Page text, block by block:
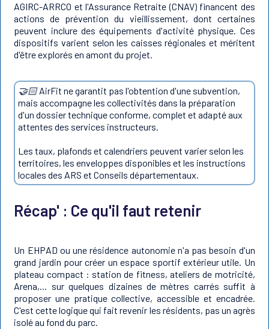
AGIRC-ARRCO et l'Assurance Retraite (CNAV) financent des
actions de prévention du vieillissement, dont certaines
peuvent inclure des équipements d'activité physique. Ces
dispositifs varient selon les caisses régionales et méritent
d'être explorés en amont du projet.
🤝🏻AirFit ne garantit pas l'obtention d'une subvention,
mais accompagne les collectivités dans la préparation
d'un dossier technique conforme, complet et adapté aux
attentes des services instructeurs.
Les taux, plafonds et calendriers peuvent varier selon les
territoires, les enveloppes disponibles et les instructions
locales des ARS et Conseils départementaux.
Récap' : Ce qu'il faut retenir
Un EHPAD ou une résidence autonomie n'a pas besoin d'un
grand jardin pour créer un espace sportif extérieur utile. Un
plateau compact : station de fitness, ateliers de motricité,
Arena,... sur quelques dizaines de mètres carrés suffit à
proposer une pratique collective, accessible et encadrée.
C'est cette logique qui fait revenir les résidents, pas un agrès
isolé au fond du parc.